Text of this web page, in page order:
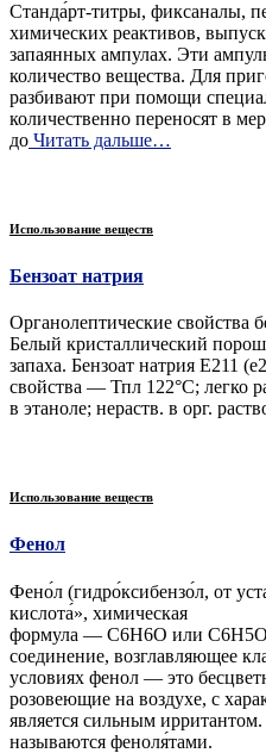
Станда́рт-титры, фиксаналы,
химических реактивов,
запаянных ампулах. Эти
количество вещества. Для
разбивают при помощи
количественно переносят в
до Читать дальше…
Использование веществ
Бензоат натрия
Органолептические свойства
Белый кристаллический
запаха. Бензоат натрия Е211
свойства — Тпл 122°С; легко
в этаноле; нераств. в орг.
Использование веществ
Фенол
Фено́л (гидро́ксибензо́л, от
кислота́», химическая
формула — C6H6O или
соединение, возглавляющее
условиях фенол — это
розовеющие на воздухе, с
является сильным
называются феноля́тами.